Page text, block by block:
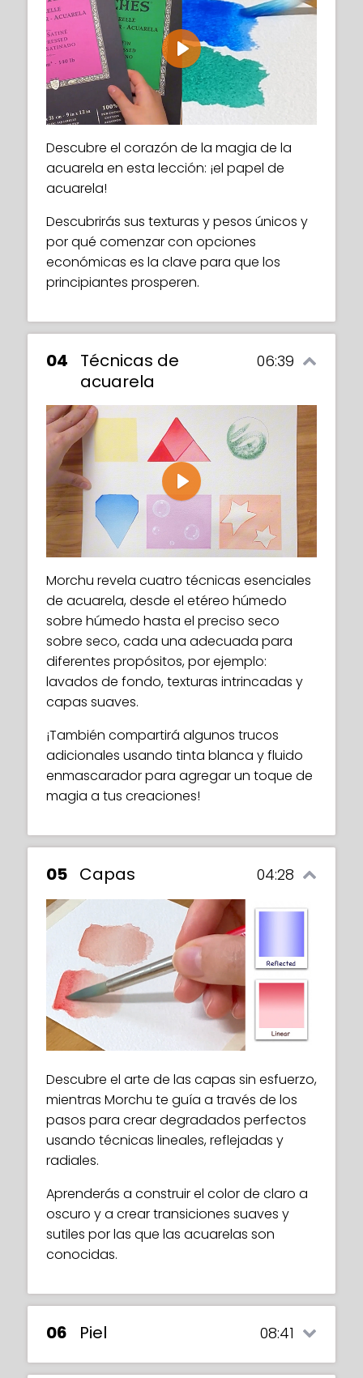
Play
Descubre el corazón de la magia de la
acuarela en esta lección: ¡el papel de
acuarela!
Descubrirás sus texturas y pesos únicos y
por qué comenzar con opciones
económicas es la clave para que los
principiantes prosperen.
04
Técnicas de
acuarela
06:39
Play
Morchu revela cuatro técnicas esenciales
de acuarela, desde el etéreo húmedo
sobre húmedo hasta el preciso seco
sobre seco, cada una adecuada para
diferentes propósitos, por ejemplo:
lavados de fondo, texturas intrincadas y
capas suaves.
¡También compartirá algunos trucos
adicionales usando tinta blanca y fluido
enmascarador para agregar un toque de
magia a tus creaciones!
05 Capas 04:28
Descubre el arte de las capas sin esfuerzo,
mientras Morchu te guía a través de los
pasos para crear degradados perfectos
usando técnicas lineales, reflejadas y
radiales.
Aprenderás a construir el color de claro a
oscuro y a crear transiciones suaves y
sutiles por las que las acuarelas son
conocidas.
06 Piel 08:41